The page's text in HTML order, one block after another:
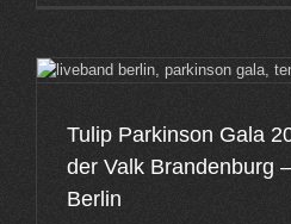
Tulip Parkinson Gala
der Valk Brandenburg
Berlin